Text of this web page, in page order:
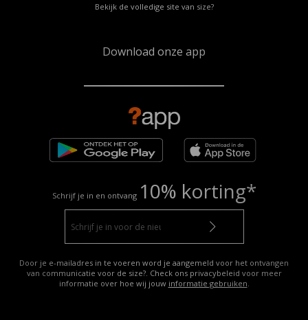
Bekijk de volledige site van size?
Download onze app
Schrijf je in en ontvang 10% korting*
Door je e-mailadres in te voeren word je aangemeld voor het ontvangen
van communicatie voor de size?. Check ons privacybeleid voor meer
informatie over hoe wij jouw informatie gebruiken.